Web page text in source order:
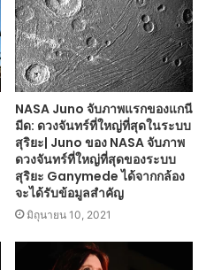
NASA Juno จับภาพแรกของแกนี
มีด: ดวงจันทร์ที่ใหญ่ที่สุดในระบบ
สุริยะ| Juno ของ NASA จับภาพ
ดวงจันทร์ที่ใหญ่ที่สุดของระบบ
สุริยะ Ganymede ได้จากกล้อง
จะได้รับข้อมูลสำคัญ
มิถุนายน 10, 2021